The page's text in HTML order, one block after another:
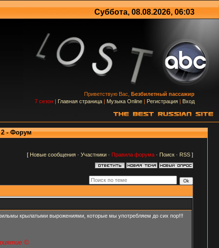
Суббота, 08.08.2026, 06:03
Приветствую Вас, Безбилетный пассажир
7 сезон | Главная страница | Музыка Online | Регистрация | Вход
- Форум
[ Новые сообщения· Участники· Правила форума· Поиск· RSS]
крылатыми вырожениями, которые мы употребляем до сих пор!!!
©.